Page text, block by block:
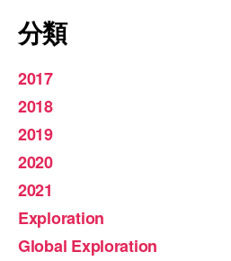
分類
2017
2018
2019
2020
2021
Exploration
Global Exploration